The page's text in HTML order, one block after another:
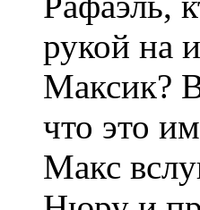
рукой на
Максик?
что это
Макс